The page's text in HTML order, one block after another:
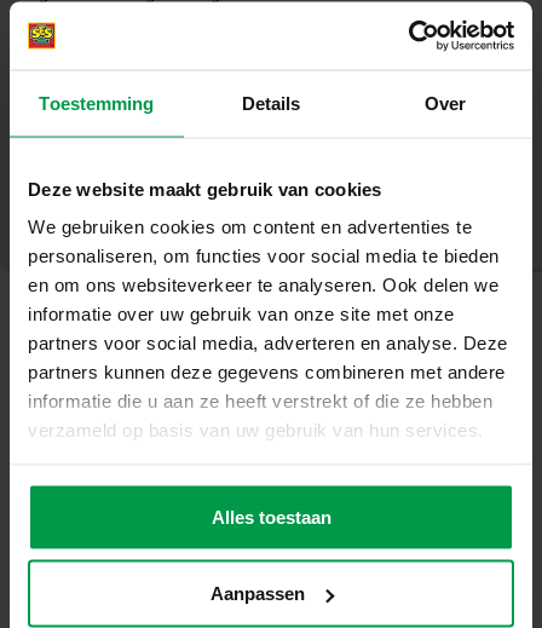
Toestemming Details Over
Deze website maakt gebruik van cookies
We gebruiken cookies om content en advertenties te
personaliseren, om functies voor social media te bieden
en om ons websiteverkeer te analyseren. Ook delen we
informatie over uw gebruik van onze site met onze
partners voor social media, adverteren en analyse. Deze
partners kunnen deze gegevens combineren met andere
informatie die u aan ze heeft verstrekt of die ze hebben
verzameld op basis van uw gebruik van hun services.
Alles toestaan
Aanpassen
creatieve kinderen vanaf 7 jaar die graag iets unieks
maken om te gebruiken of cadeau te doen.
Wat deze set geweldig maakt
Maak zeepjes in verschillende vormen
Inclusief glitters voor extra sprankeling
Stimuleert creativiteit en fijne motoriek
Geschikt voor kinderen vanaf 7 jaar
Ontwerp je eigen galaxy-zeepjes
Met deze set creëer je betoverende zeepjes die niet alleen
mooi zijn om naar te kijken, maar ook heerlijk zijn om te
gebruiken. Speel met kleuren, maak je eigen combinaties
en voeg glitter toe voor een sprankelend resultaat. Een
+
Productnummer
14765
Deel dit product
Gerelateerde producten
Vingerverf
kleuren x 110ml
Minimale
2+